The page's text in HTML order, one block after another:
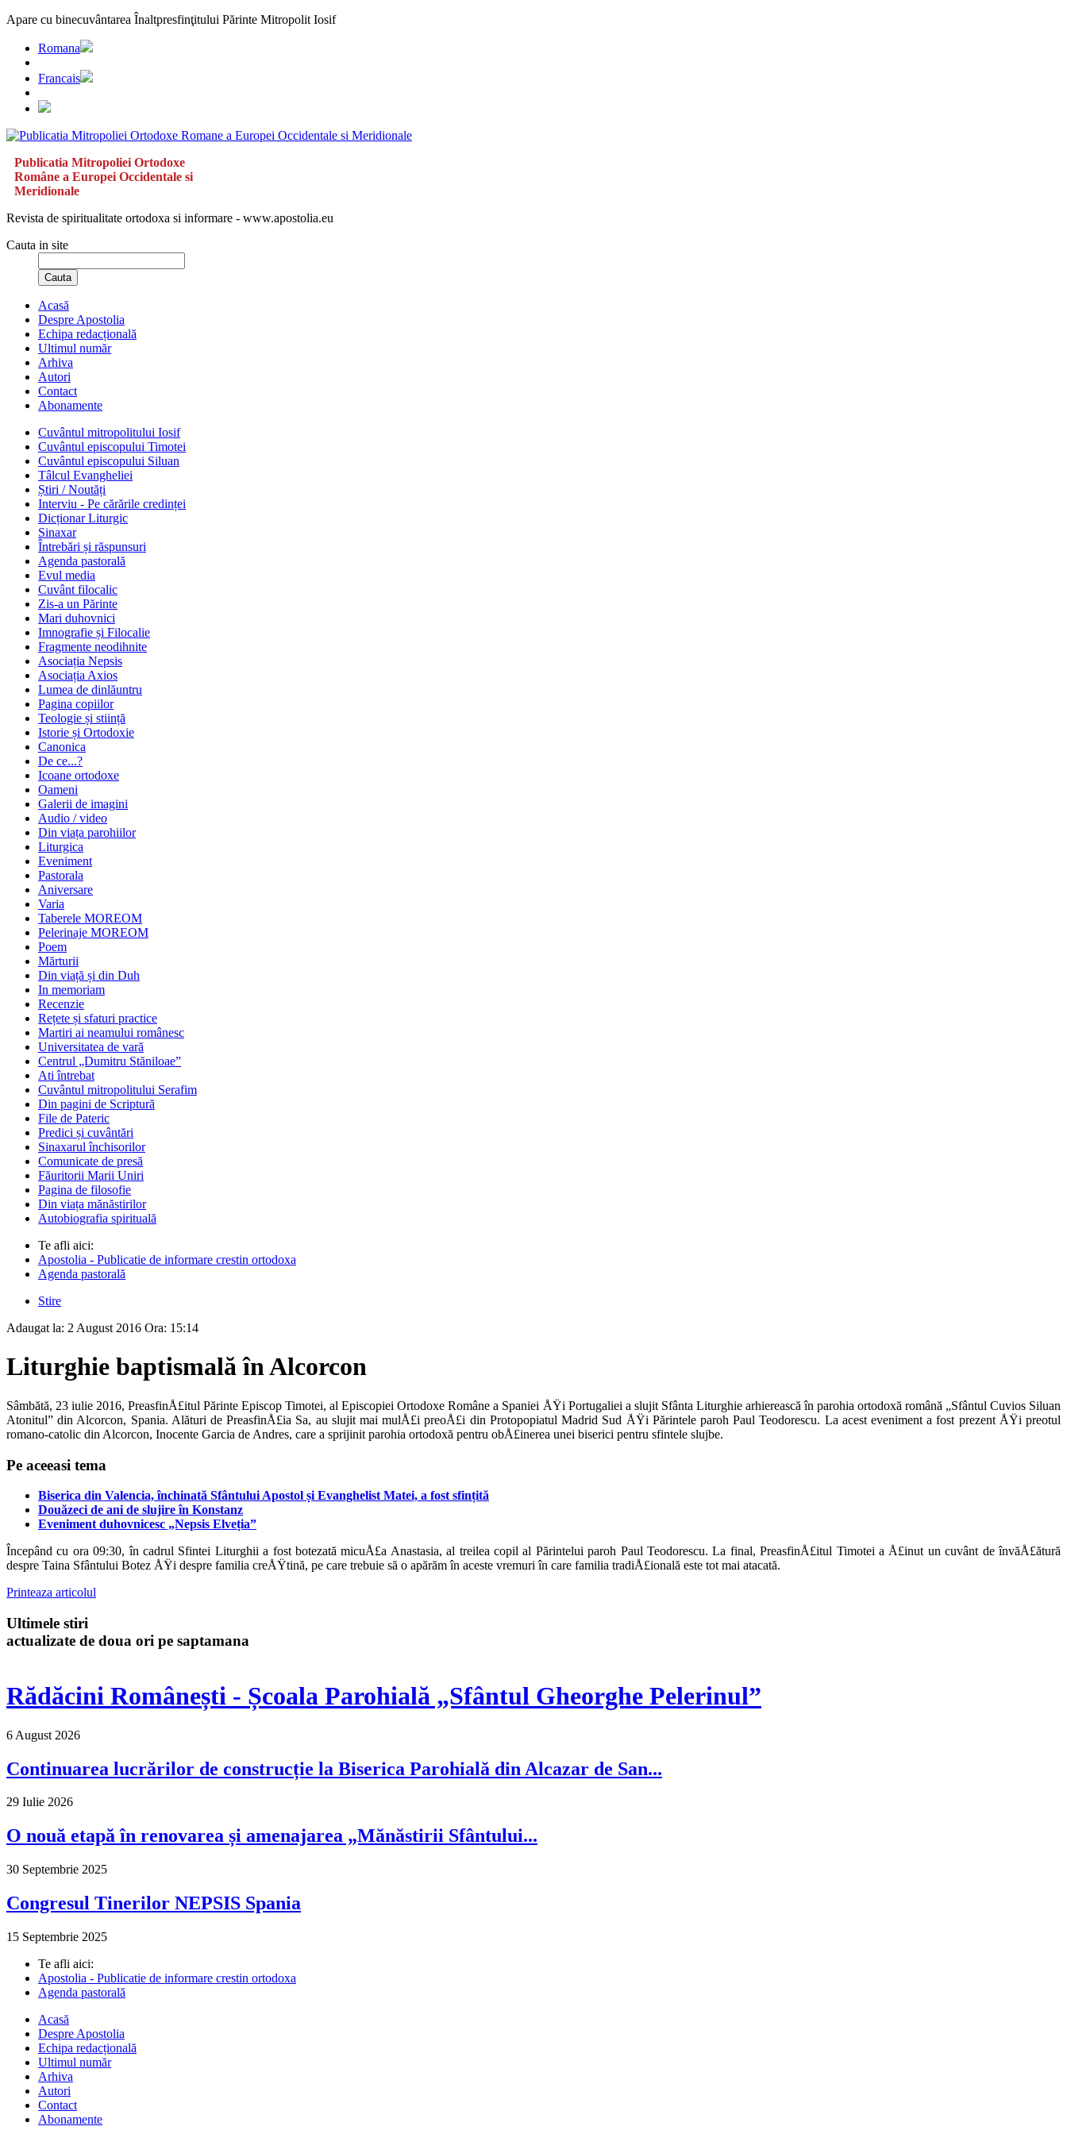
Apare cu binecuvântarea Înaltpresfinţitului Părinte Mitropolit Iosif
Romana
Francais
Publicatia Mitropoliei Ortodoxe
Române a Europei Occidentale si
Meridionale
Revista de spiritualitate ortodoxa si informare - www.apostolia.eu
Cauta in site
Cauta
Acasă
Despre Apostolia
Echipa redacțională
Ultimul număr
Arhiva
Autori
Contact
Abonamente
Cuvântul mitropolitului Iosif
Cuvântul episcopului Timotei
Cuvântul episcopului Siluan
Tâlcul Evangheliei
Știri / Noutăți
Interviu - Pe cărările credinței
Dicționar Liturgic
Sinaxar
Întrebări și răspunsuri
Agenda pastorală
Evul media
Cuvânt filocalic
Zis-a un Părinte
Mari duhovnici
Imnografie și Filocalie
Fragmente neodihnite
Asociația Nepsis
Asociația Axios
Lumea de dinlăuntru
Pagina copiilor
Teologie și stiință
Istorie și Ortodoxie
Canonica
De ce...?
Icoane ortodoxe
Oameni
Galerii de imagini
Audio / video
Din viața parohiilor
Liturgica
Eveniment
Pastorala
Aniversare
Varia
Taberele MOREOM
Pelerinaje MOREOM
Poem
Mărturii
Din viață și din Duh
In memoriam
Recenzie
Rețete și sfaturi practice
Martiri ai neamului românesc
Universitatea de vară
Centrul „Dumitru Stăniloae”
Ati întrebat
Cuvântul mitropolitului Serafim
Din pagini de Scriptură
File de Pateric
Predici și cuvântări
Sinaxarul închisorilor
Comunicate de presă
Făuritorii Marii Uniri
Pagina de filosofie
Din viața mănăstirilor
Autobiografia spirituală
Te afli aici:
Apostolia - Publicatie de informare crestin ortodoxa
Agenda pastorală
Stire
Adaugat la: 2 August 2016 Ora: 15:14
Liturghie baptismală în Alcorcon
Sâmbătă, 23 iulie 2016, PreasfinÅ£itul Părinte Episcop Timotei, al Episcopiei Or­todoxe Române a Spaniei ÅŸi Portugaliei a slujit Sfânta Liturghie arhierească în parohia ortodoxă română „Sfântul Cuvios Siluan
Atonitul” din Alcorcon, Spa­nia. Alături de PreasfinÅ£ia Sa, au slujit mai mulÅ£i preoÅ£i din Protopopiatul Madrid Sud ÅŸi Părintele paroh Paul Teodorescu. La acest eveniment a fost prezent ÅŸi preotul
romano-catolic din Alcorcon, Inocente Garcia de Andres, care a sprijinit parohia ortodoxă pentru obÅ£inerea unei biserici pentru sfintele slujbe.
Pe aceeasi tema
Biserica din Valencia, închinată Sfântului Apostol și Evanghelist Matei, a fost sfințită
Douăzeci de ani de slujire în Konstanz
Eveniment duhovnicesc „Nepsis Elveția”
Începând cu ora 09:30, în cadrul Sfintei Liturghii a fost botezată micuÅ£a Anastasia, al treilea copil al Părintelui paroh Paul Teodorescu. La final, PreasfinÅ£itul Timotei a Å£inut un cuvânt de învăÅ£ătură
despre Taina Sfântului Botez ÅŸi despre familia creÅŸtină, pe care trebuie să o apărăm în aceste vremuri în care familia tradiÅ£ională este tot mai atacată.
Printeaza articolul
Ultimele stiri
actualizate de doua ori pe saptamana
Rădăcini Românești - Școala Parohială „Sfântul Gheorghe Pelerinul”
6 August 2026
Continuarea lucrărilor de construcție la Biserica Parohială din Alcazar de San...
29 Iulie 2026
O nouă etapă în renovarea și amenajarea „Mănăstirii Sfântului...
30 Septembrie 2025
Congresul Tinerilor NEPSIS Spania
15 Septembrie 2025
Te afli aici:
Apostolia - Publicatie de informare crestin ortodoxa
Agenda pastorală
Acasă
Despre Apostolia
Echipa redacțională
Ultimul număr
Arhiva
Autori
Contact
Abonamente